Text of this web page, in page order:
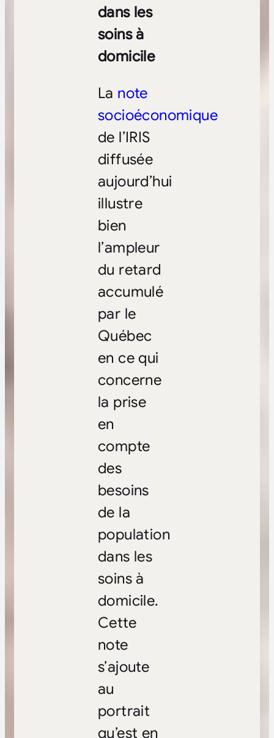
dans les
soins à
domicile
La note
socioéconomique
de l’IRIS
diffusée
aujourd’hui
illustre
bien
l’ampleur
du retard
accumulé
par le
Québec
en ce qui
concerne
la prise
en
compte
des
besoins
de la
population
dans les
soins à
domicile.
Cette
note
s’ajoute
au
portrait
qu’est en